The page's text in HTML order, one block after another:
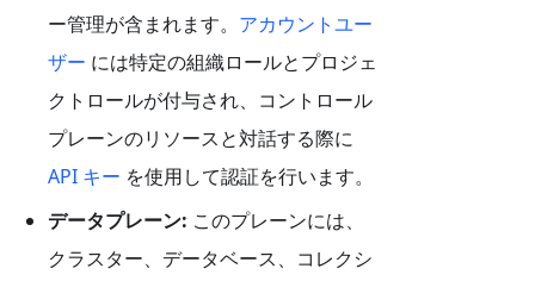
ー管理が含まれます。 アカウントユー
ザー には特定の組織ロールとプロジェ
クトロールが付与され、コントロール
プレーンのリソースと対話する際に
API キー を使用して認証を行います。
データプレーン: このプレーンには、
クラスター、データベース、コレクシ